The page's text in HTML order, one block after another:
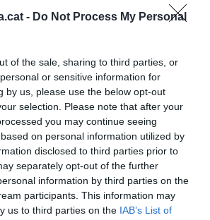
- Do Not Process My Personal
of the sale, sharing to third parties, or
or sensitive information for
by us, please use the below opt-out
selection. Please note that after your
you may continue seeing
on personal information utilized by
disclosed to third parties prior to
separately opt-out of the further
information by third parties on the
participants. This information may
us to third parties on the IAB’s List of
"No hay ninguna objeción
que podamos reducir la
Pérez Rey. La próxima
sindicatos y patronales
porque la próxima semana la
estará en el G20.
Empresacomo fuente preferida
de forma gratuita
con las últimas noticias de